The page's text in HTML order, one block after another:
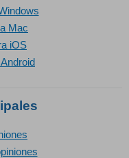
Mac
iOS